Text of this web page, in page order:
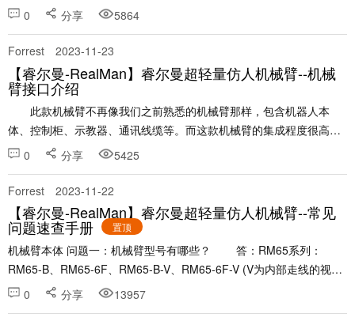
脑与机械臂处于同一网段）。 Windows系......
0 分享 5864
Forrest 2023-11-23
【睿尔曼-RealMan】睿尔曼超轻量仿人机械臂--机械
臂接口介绍
此款机械臂不再像我们之前熟悉的机械臂那样，包含机器人本
体、控制柜、示教器、通讯线缆等。而这款机械臂的集成程度很高，
0 分享 5425
Forrest 2023-11-22
【睿尔曼-RealMan】睿尔曼超轻量仿人机械臂--常见
问题速查手册 置顶
机械臂本体 问题一：机械臂型号有哪些？ 答：RM65系列：
RM65-B、RM65-6F、RM65-B-V、RM65-6F-V (V为内部走线的视觉
版机械臂) &n......
0 分享 13957